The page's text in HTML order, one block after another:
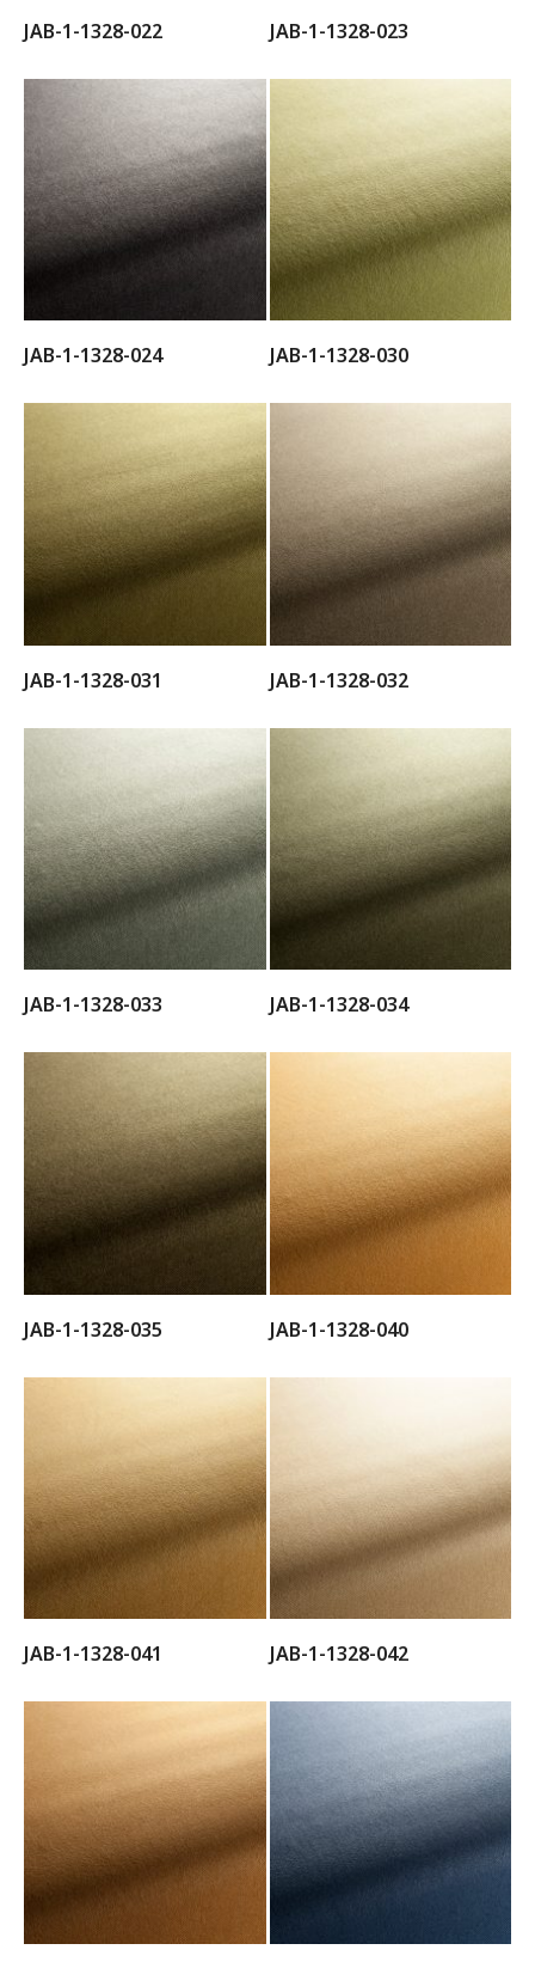
JAB-1-1328-022 JAB-1-1328-023
JAB-1-1328-024 JAB-1-1328-030
JAB-1-1328-031 JAB-1-1328-032
JAB-1-1328-033 JAB-1-1328-034
JAB-1-1328-035 JAB-1-1328-040
JAB-1-1328-041 JAB-1-1328-042